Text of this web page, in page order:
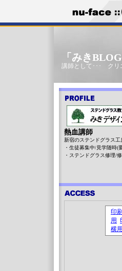
「みき
講師として･･･ クリ
熱血講師
新宿のステンドグラス工
・生徒募集中/見学随時(
・ステンドグラス修理/